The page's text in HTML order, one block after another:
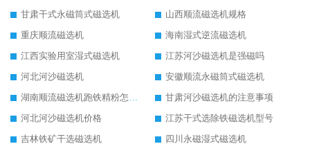
甘肃干式永磁筒式磁选机
山西顺流磁选机规格
重庆顺流磁选机
海南湿式逆流磁选机
江西实验用室湿式磁选机
江苏河沙磁选机是强磁吗
河北河沙磁选机
安徽顺流永磁筒式磁选机
湖南顺流磁选机跑铁精粉怎么处理
甘肃河沙磁选机的注意事项
河北河沙磁选机价格
江苏干式选除铁磁选机型号
吉林铁矿干选磁选机
四川永磁湿式磁选机